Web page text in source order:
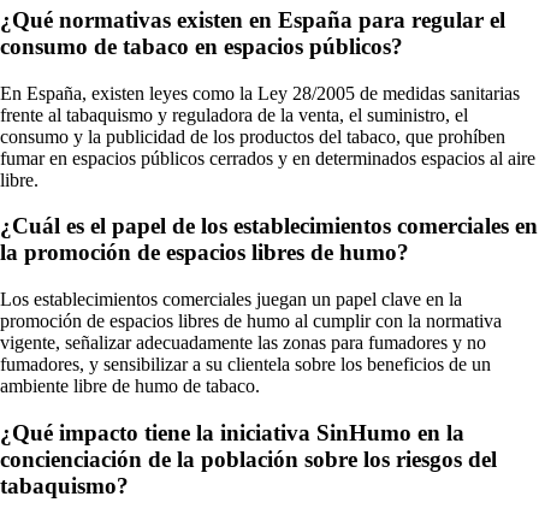
¿Qué normativas existen en España para regular el
consumo de tabaco en espacios públicos?
En España, existen leyes como la Ley 28/2005 de medidas sanitarias
frente al tabaquismo y reguladora de la venta, el suministro, el
consumo y la publicidad de los productos del tabaco, que prohíben
fumar en espacios públicos cerrados y en determinados espacios al aire
libre.
¿Cuál es el papel de los establecimientos comerciales en
la promoción de espacios libres de humo?
Los establecimientos comerciales juegan un papel clave en la
promoción de espacios libres de humo al cumplir con la normativa
vigente, señalizar adecuadamente las zonas para fumadores y no
fumadores, y sensibilizar a su clientela sobre los beneficios de un
ambiente libre de humo de tabaco.
¿Qué impacto tiene la iniciativa SinHumo en la
concienciación de la población sobre los riesgos del
tabaquismo?